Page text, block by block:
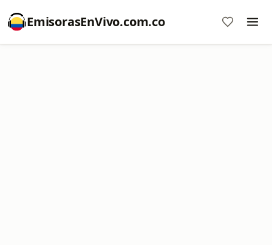
EmisorasEnVivo.com.co